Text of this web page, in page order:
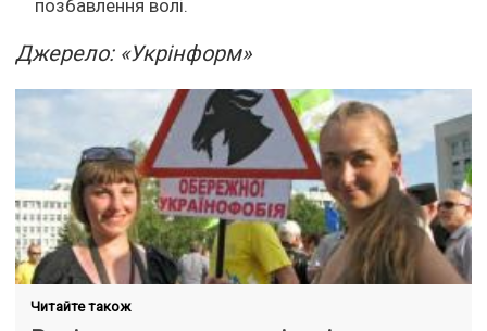
позбавлення волі.
Джерело: «Укрінформ»
Читайте також